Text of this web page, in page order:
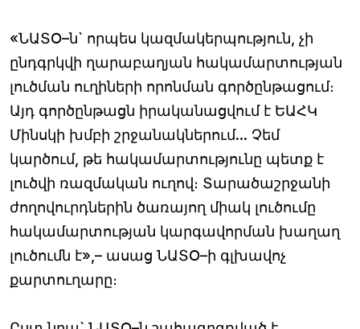
«ՆԱՏՕ–ն` որպես կազմակերպություն, չի
ընդգրկվի ղարաբաղյան հակամարտության
լուծման ուղիների որոնման գործընթացում։
Այդ գործընթացն իրականացվում է ԵԱՀԿ
Մինսկի խմբի շրջանակներում... Չեմ
կարծում, թե հակամարտությունը պետք է
լուծվի ռազմական ուղով։ Տարածաշրջանի
ժողովուրդներին ծառայող միակ լուծումը
հակամարտության կարգավորման խաղաղ
լուծումն է»,– ասաց ՆԱՏՕ–ի գլխավոչ
քարտուղարը։